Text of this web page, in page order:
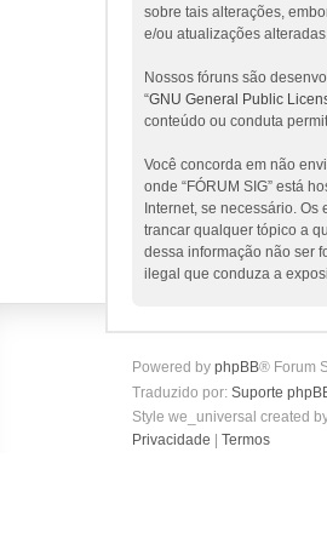
sobre tais alterações,
e/ou atualizações
Nossos fóruns são
“GNU General Public
conteúdo ou conduta
Você concorda em não
onde “FÓRUM SIG” está
Internet, se necessário.
trancar qualquer tópico a
dessa informação não ser
ilegal que conduza a
Powered by phpBB® Forum
Traduzido por: Suporte
Style we_universal created
Privacidade
Termos